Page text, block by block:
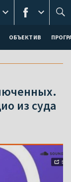
ОБЪЕКТИВ
из суда